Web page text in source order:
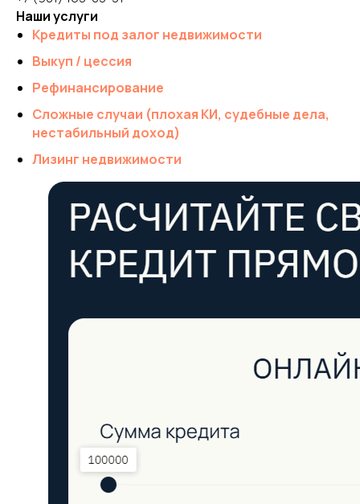
Наши услуги
Кредиты под залог недвижимости
Выкуп / цессия
Рефинансирование
Сложные случаи (плохая КИ, судебные дела,
нестабильный доход)
Лизинг недвижимости